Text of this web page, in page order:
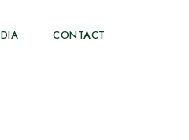
CONTACT